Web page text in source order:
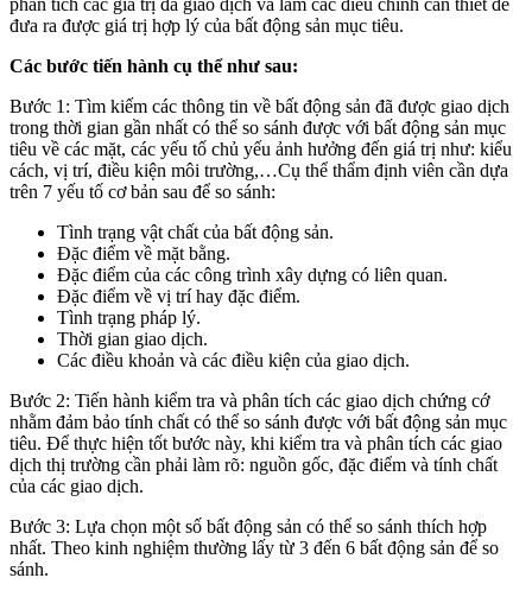
phân tích các giá trị đã giao dịch và làm các điều chỉnh cần thiết để
đưa ra được giá trị hợp lý của bất động sản mục tiêu.
Các bước tiến hành cụ thể như sau:
Bước 1: Tìm kiếm các thông tin về bất động sản đã được giao dịch
trong thời gian gần nhất có thể so sánh được với bất động sản mục
tiêu về các mặt, các yếu tố chủ yếu ảnh hưởng đến giá trị như: kiểu
cách, vị trí, điều kiện môi trường,…Cụ thể thẩm định viên cần dựa
trên 7 yếu tố cơ bản sau để so sánh:
Tình trạng vật chất của bất động sản.
Đặc điểm về mặt bằng.
Đặc điểm của các công trình xây dựng có liên quan.
Đặc điểm về vị trí hay đặc điểm.
Tình trạng pháp lý.
Thời gian giao dịch.
Các điều khoản và các điều kiện của giao dịch.
Bước 2: Tiến hành kiểm tra và phân tích các giao dịch chứng cớ
nhằm đảm bảo tính chất có thể so sánh được với bất động sản mục
tiêu. Để thực hiện tốt bước này, khi kiểm tra và phân tích các giao
dịch thị trường cần phải làm rõ: nguồn gốc, đặc điểm và tính chất
của các giao dịch.
Bước 3: Lựa chọn một số bất động sản có thể so sánh thích hợp
nhất. Theo kinh nghiệm thường lấy từ 3 đến 6 bất động sản để so
sánh.